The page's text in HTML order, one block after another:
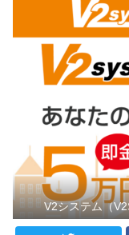
V2システム（